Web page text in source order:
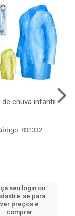
de chuva infantil
832332
seu login ou
se para
ver preços e
comprar